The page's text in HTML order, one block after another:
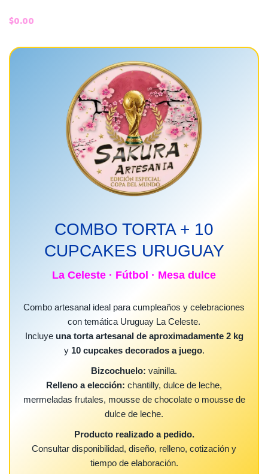
$0.00
COMBO TORTA + 10
CUPCAKES URUGUAY
La Celeste · Fútbol · Mesa dulce
Combo artesanal ideal para cumpleaños y celebraciones
con temática Uruguay La Celeste.
Incluye una torta artesanal de aproximadamente 2 kg
y 10 cupcakes decorados a juego.
Bizcochuelo: vainilla.
Relleno a elección: chantilly, dulce de leche,
mermeladas frutales, mousse de chocolate o mousse de
dulce de leche.
Producto realizado a pedido.
Consultar disponibilidad, diseño, relleno, cotización y
tiempo de elaboración.